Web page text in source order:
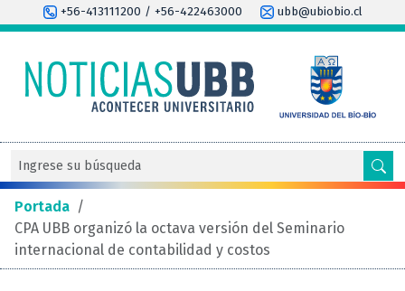
+56-413111200 / +56-422463000 ubb@ubiobio.cl
Portada /
CPA UBB organizó la octava versión del Seminario
internacional de contabilidad y costos